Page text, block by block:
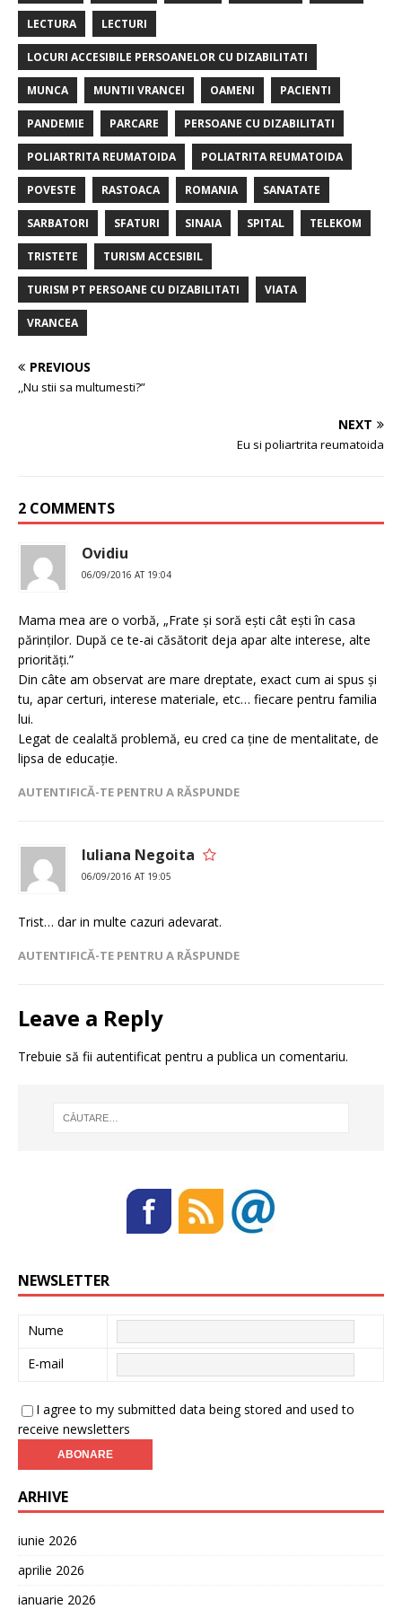
LECTURA LECTURI
LOCURI ACCESIBILE PERSOANELOR CU DIZABILITATI
MUNCA MUNTII VRANCEI OAMENI PACIENTI
PANDEMIE PARCARE PERSOANE CU DIZABILITATI
POLIARTRITA REUMATOIDA POLIATRITA REUMATOIDA
POVESTE RASTOACA ROMANIA SANATATE
SARBATORI SFATURI SINAIA SPITAL TELEKOM
TRISTETE TURISM ACCESIBIL
TURISM PT PERSOANE CU DIZABILITATI VIATA
VRANCEA
PREVIOUS
,,Nu stii sa multumesti?”
NEXT
Eu si poliartrita reumatoida
2 COMMENTS
Ovidiu
06/09/2016 AT 19:04
Mama mea are o vorbă, „Frate și soră ești cât ești în casa
părinților. După ce te-ai căsătorit deja apar alte interese, alte
priorități.”
Din câte am observat are mare dreptate, exact cum ai spus și
tu, apar certuri, interese materiale, etc… fiecare pentru familia
lui.
Legat de cealaltă problemă, eu cred ca ține de mentalitate, de
lipsa de educație.
AUTENTIFICĂ-TE PENTRU A RĂSPUNDE
Iuliana Negoita
06/09/2016 AT 19:05
Trist… dar in multe cazuri adevarat.
AUTENTIFICĂ-TE PENTRU A RĂSPUNDE
Leave a Reply
Trebuie să fii autentificat pentru a publica un comentariu.
NEWSLETTER
Nume
E-mail
I agree to my submitted data being stored and used to
receive newsletters
ARHIVE
iunie 2026
aprilie 2026
ianuarie 2026